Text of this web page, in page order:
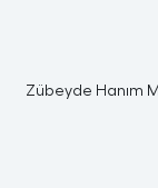
Zübeyde Hanım